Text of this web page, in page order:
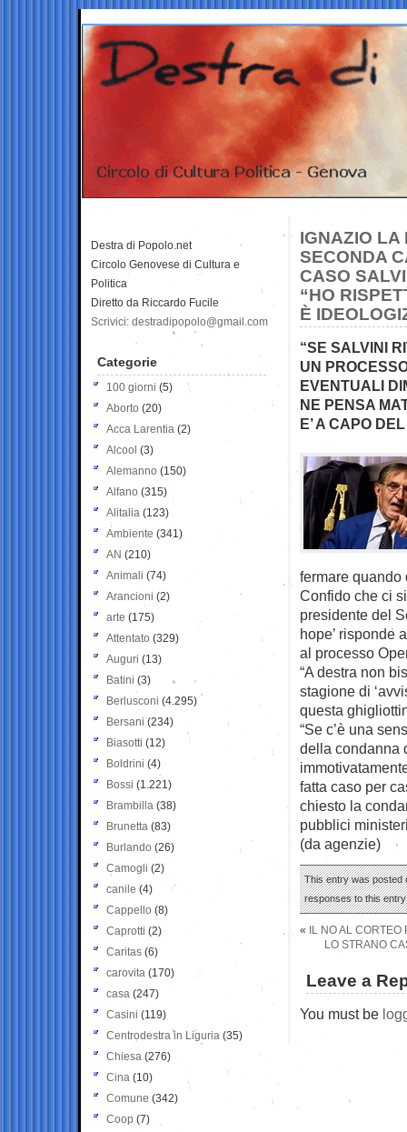
IGNAZIO LA
SECONDA
CASO
“HO
È
“SE SALVINI
UN
EVENTUALI
NE PENSA
E’ A CAPO
fermare quando
Confido che ci
presidente del
hope’ risponde
al processo
“A destra non
stagione di
questa
“Se c’è una
della condanna
fatta caso per
chiesto la
pubblici
(da agenzie)
This entry was posted
responses to this
«
IL NO AL
LO STRANO
Leave a
You must be
Destra di Popolo.net
Circolo Genovese di Cultura e
Politica
Diretto da Riccardo Fucile
Scrivici: destradipopolo@gmail.com
Categorie
100 giorni (5)
Aborto (20)
Acca Larentia (2)
Alcool (3)
Alemanno (150)
Alfano (315)
Alitalia (123)
Ambiente (341)
AN (210)
Animali (74)
Arancioni (2)
arte (175)
Attentato (329)
Auguri (13)
Batini (3)
Berlusconi (4.295)
Bersani (234)
Biasotti (12)
Boldrini (4)
Bossi (1.221)
Brambilla (38)
Brunetta (83)
Burlando (26)
Camogli (2)
canile (4)
Cappello (8)
Caprotti (2)
Caritas (6)
carovita (170)
casa (247)
Casini (119)
Centrodestra in Liguria (35)
Chiesa (276)
Cina (10)
Comune (342)
Coop (7)